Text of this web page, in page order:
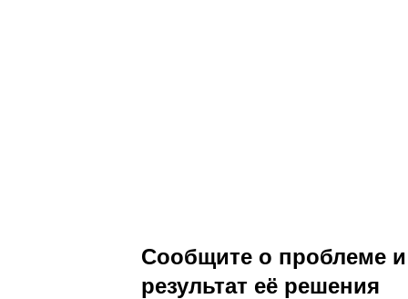
Сообщите о проблеме
результат её решения